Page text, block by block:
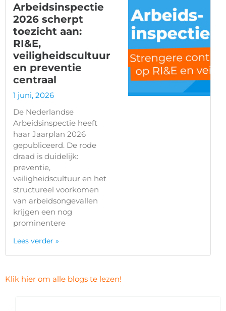
Arbeidsinspectie
2026 scherpt
toezicht aan:
RI&E,
veiligheidscultuur
en preventie
centraal
1 juni, 2026
De Nederlandse
Arbeidsinspectie heeft
haar Jaarplan 2026
gepubliceerd. De rode
draad is duidelijk:
preventie,
veiligheidscultuur en het
structureel voorkomen
van arbeidsongevallen
krijgen een nog
prominentere
Lees verder »
Klik hier om alle blogs te lezen!